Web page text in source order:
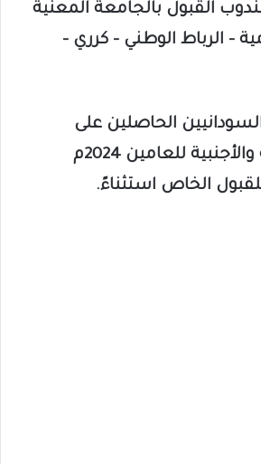
القبول بالجامعة المعنية
– الرباط الوطني – كرري –
الحاصلين على
الشهادات العربية والأجنبية للعامين 2024م